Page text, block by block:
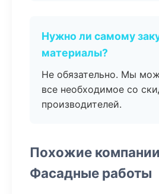
Нужно ли самому
материалы?
Не обязательно. Мы
все необходимое со
производителей.
Похожие
Фасадные работы